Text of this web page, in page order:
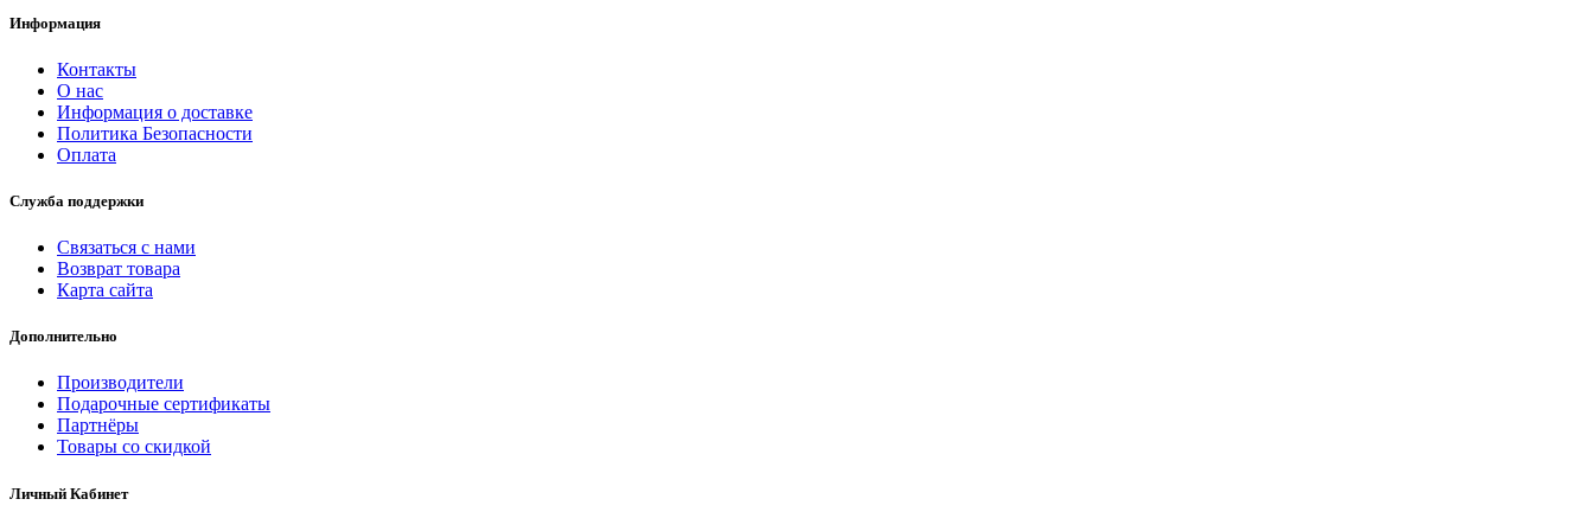
Информация
Контакты
О нас
Информация о доставке
Политика Безопасности
Оплата
Служба поддержки
Связаться с нами
Возврат товара
Карта сайта
Дополнительно
Производители
Подарочные сертификаты
Партнёры
Товары со скидкой
Личный Кабинет